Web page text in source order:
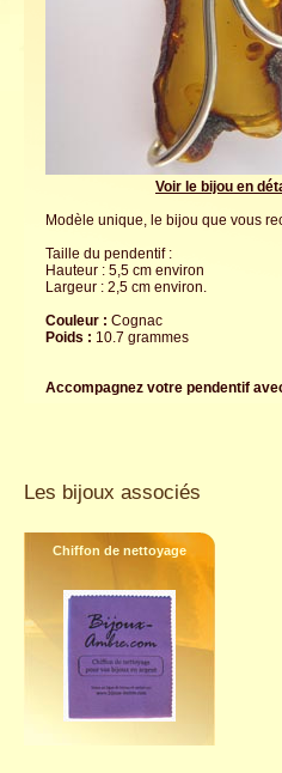
Voir le bijou en
Modèle unique, le bijou que vous
Taille du pendentif :
Hauteur : 5,5 cm environ
Largeur : 2,5 cm environ.
Couleur : Cognac
Poids : 10.7 grammes
Accompagnez votre pendentif
Les bijoux associés
Chiffon de nettoyage